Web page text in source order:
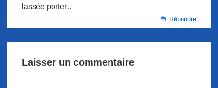
lassée porter…
Répondre
Laisser un commentaire